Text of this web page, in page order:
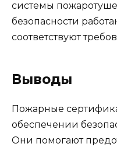
системы
безопасности
соответствуют
Выводы
Пожарные
обеспечении
Они помогают